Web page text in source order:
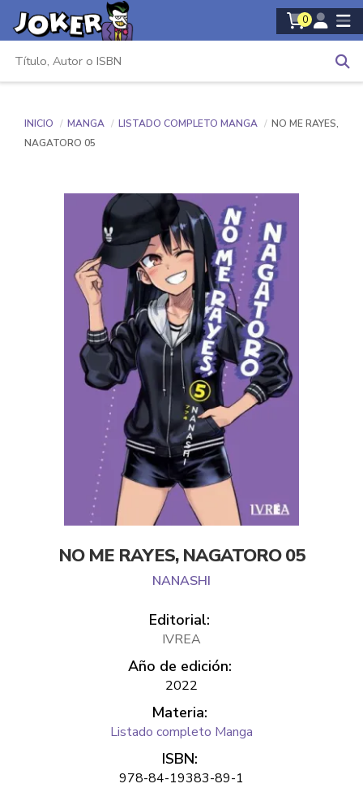
0
INICIO MANGA LISTADO COMPLETO MANGA
NO ME RAYES,
NAGATORO 05
NO ME RAYES, NAGATORO 05
NANASHI
Editorial:
IVREA
Año de edición:
2022
Materia:
Listado completo Manga
ISBN:
978-84-19383-89-1